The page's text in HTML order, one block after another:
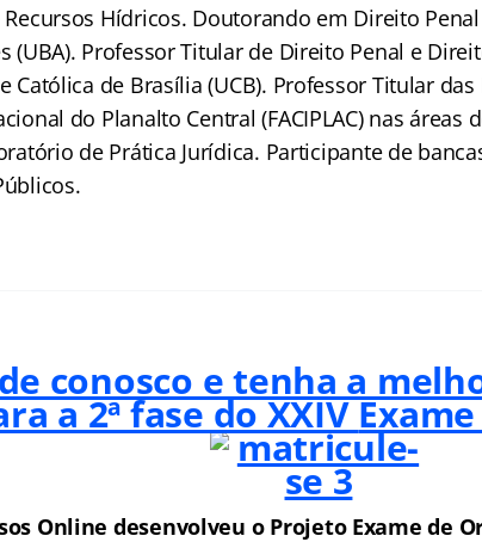
Hídricos. Doutorando em Direito
(UBA). Professor Titular de Direito Penal e
Católica de Brasília (UCB). Professor Titular
do Planalto Central (FACIPLAC) nas áreas
de Prática Jurídica. Participante de
conosco e tenha a
a 2ª fase do XXIV
Online desenvolveu o Projeto Exame de